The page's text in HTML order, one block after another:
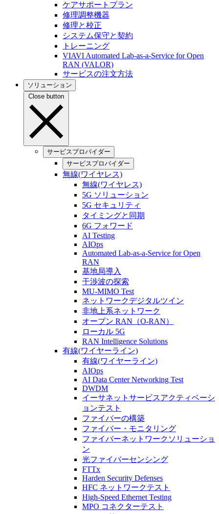
ケアサポートプラン
修理調整機器
修理と校正
システム保守と契約
トレーニング
VIAVI Automated Lab-as-a-Service for Open
RAN (VALOR)
サービスの注文方法
ソリューション
Close button
サービスプロバイダー
サービスプロバイダー
無線(ワイヤレス)
無線(ワイヤレス)
5G ソリューション
5G セキュリティ
タイミングと同期
6G フォワード
AI Testing
AIOps
Automated Lab-as-a-Service for Open
RAN
基地局導入
干渉波の探索
MU-MIMO Test
ネットワークデジタルツイン
非地上系ネットワーク
オープン RAN（O-RAN）
ローカル 5G
RAN Intelligence Solutions
有線(ワイヤーライン)
有線(ワイヤーライン)
AIOps
AI Data Center Networking Test
DWDM
イーサネットサービスアクティベーシ
ョンテスト
ファイバーの構築
ファイバー・モニタリング
ファイバーネットワークソリューショ
ン
光ファイバーセンシング
FTTx
Harden Security Defenses
HFC ネットワークテスト
High-Speed Ethernet Testing
MPO コネクターテスト